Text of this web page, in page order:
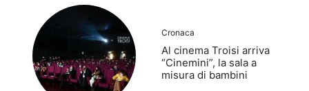
Cronaca
Al cinema Troisi arriva
“Cinemini”, la sala a
misura di bambini